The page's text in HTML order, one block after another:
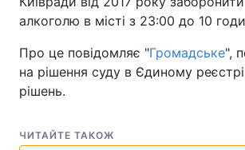
алкоголю в місті з 23:00 до 10
Про це повідомляє "Громадське",
на рішення суду в Єдиному
рішень.
ЧИТАЙТЕ ТАКОЖ